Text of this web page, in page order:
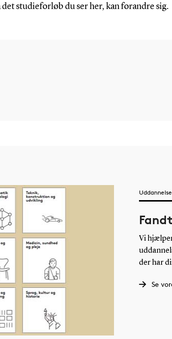
studieforløb du ser her, kan forandre sig.
Vi
der har
Se